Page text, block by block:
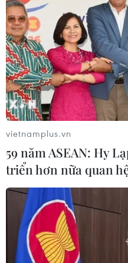
CƠ QUAN CHỦ QUẢN: THÔNG TẤN XÃ
Tổng Biên tập: TRẦN TIẾN
Phó Tổng Biên tập:
THỦY
Sở hữu trí tuệ
RSS
Dịch vụ tin
Liên hệ
vietnamplus.vn
59 năm ASEAN: Hy
triển hơn nữa quan